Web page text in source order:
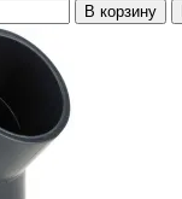
В корзину